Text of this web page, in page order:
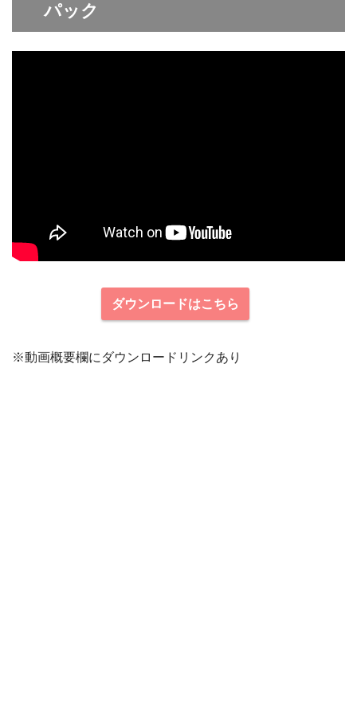
パック
ダウンロードはこちら
※動画概要欄にダウンロードリンクあり